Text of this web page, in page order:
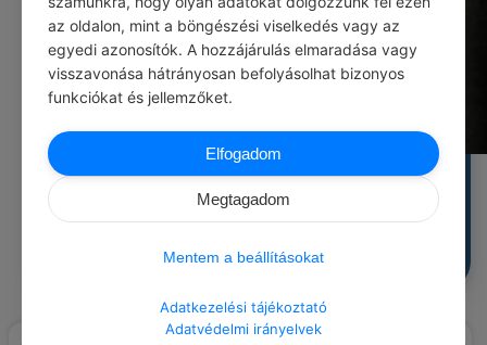
Közösségi helyünk elárvult, pedig pont rád vár. Szombat
este változás?
az oldalon, mint a böngészési viselkedés vagy az
egyedi azonosítók. A hozzájárulás elmaradása vagy
visszavonása hátrányosan befolyásolhat bizonyos
funkciókat és jellemzőket.
Elfogadom
Megtagadom
Mentem a beállításokat
Adatkezelési tájékoztató
Adatvédelmi irányelvek